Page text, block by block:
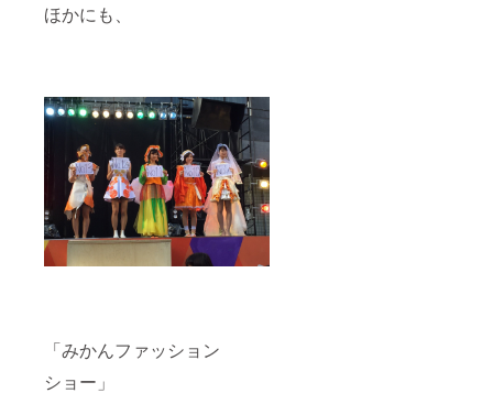
ほかにも、
「みかんファッション
ショー」